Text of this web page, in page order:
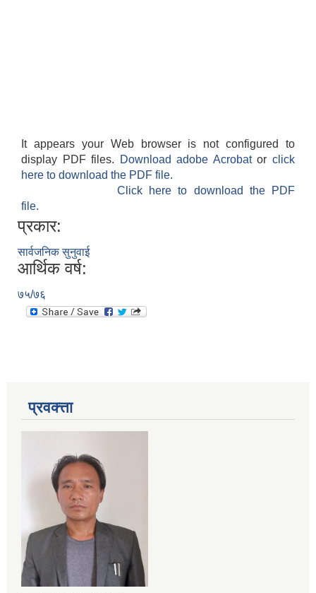
It appears your Web browser is not configured to
display PDF files.
Download adobe Acrobatorclick
here to download the PDF file.
Click here to download the PDF
file.
प्रकार:
सार्वजनिक सुनुवाई
आर्थिक वर्ष:
७५/७६
प्रवक्त्ता